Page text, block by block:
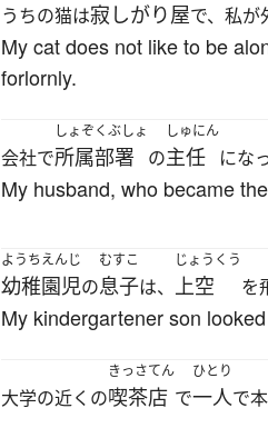
うちの猫は寂しがり屋で、私が
My cat does not like to be
forlornly.
会社で
しょぞくぶしょ
所属部署 の
しゅにん
主任 にな
My husband, who became
ようちえんじ
幼稚園児の
むすこ
息子は、
じょうくう
上空 を
My kindergartener son
大学の近くの
きっさてん
喫茶店 で
ひとり
一人で